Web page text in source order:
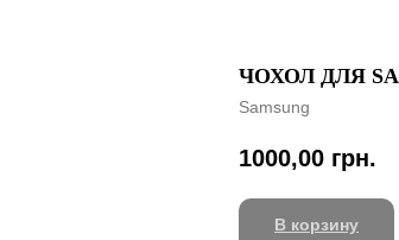
ЧОХОЛ ДЛЯ
Samsung
1000,00 грн.
В корзину